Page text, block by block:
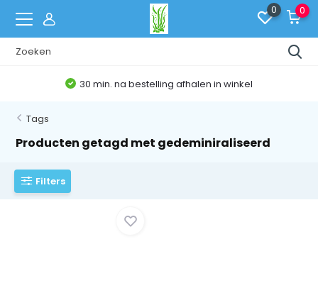
0 0
30 min. na bestelling afhalen in winkel
Tags
Producten getagd met gedeminiraliseerd
Filters